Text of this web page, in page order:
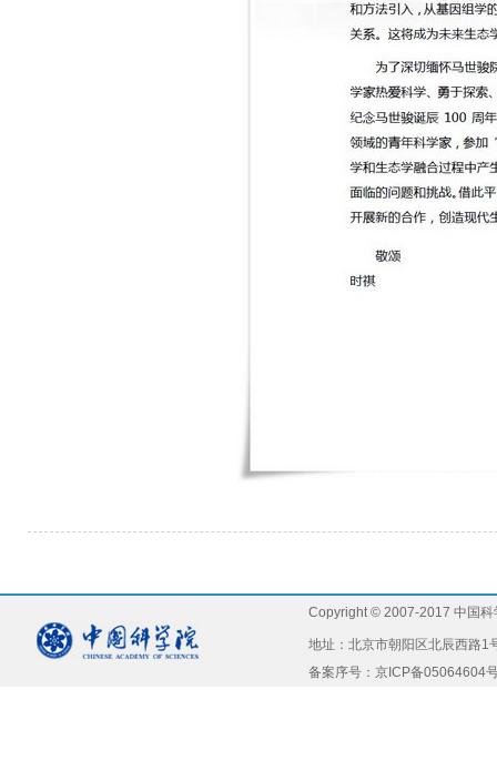
Copyright © 2007-2017 中国
地址：北京市朝阳区北辰西路
备案序号：京ICP备05064604